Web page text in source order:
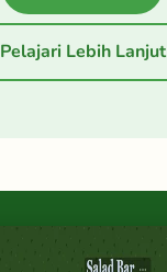
Pelajari Lebih Lanjut